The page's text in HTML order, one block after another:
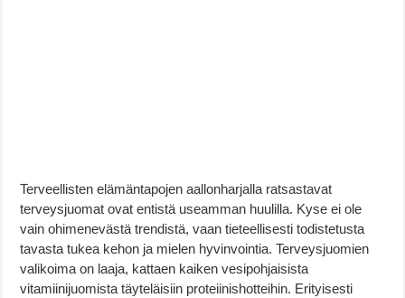
Terveellisten elämäntapojen aallonharjalla ratsastavat
terveysjuomat ovat entistä useamman huulilla. Kyse ei ole
vain ohimenevästä trendistä, vaan tieteellisesti todistetusta
tavasta tukea kehon ja mielen hyvinvointia. Terveysjuomien
valikoima on laaja, kattaen kaiken vesipohjaisista
vitamiinijuomista täyteläisiin proteiinishotteihin. Erityisesti